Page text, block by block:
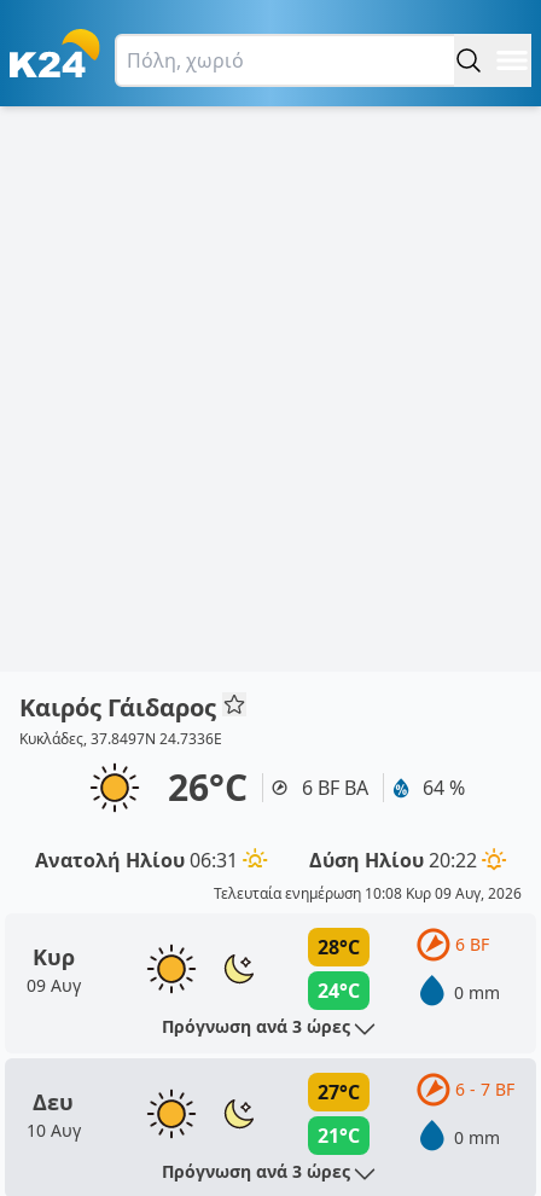
Καιρός Γάιδαρος
Κυκλάδες, 37.8497N 24.7336E
26°C 6 BF ΒΑ 64 %
Ανατολή Ηλίου06:31 Δύση Ηλίου20:22
Τελευταία ενημέρωση 10:08 Κυρ 09 Αυγ, 2026
Κυρ
09 Αυγ
28°C
24°C
6 BF
0 mm
Πρόγνωση ανά 3 ώρες
Δευ
10 Αυγ
27°C
21°C
6 - 7 BF
0 mm
Πρόγνωση ανά 3 ώρες